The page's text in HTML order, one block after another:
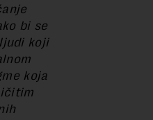
bi se
koji
koja